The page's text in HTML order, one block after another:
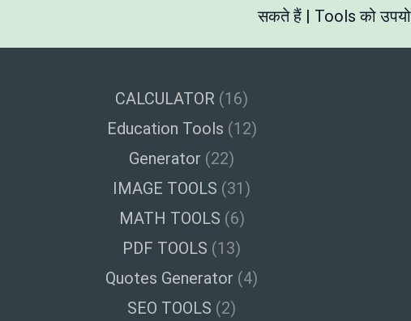
सकते हैं | Tools को
CALCULATOR (16)
Education Tools (12)
Generator (22)
IMAGE TOOLS (31)
MATH TOOLS (6)
PDF TOOLS (13)
Quotes Generator (4)
SEO TOOLS (2)